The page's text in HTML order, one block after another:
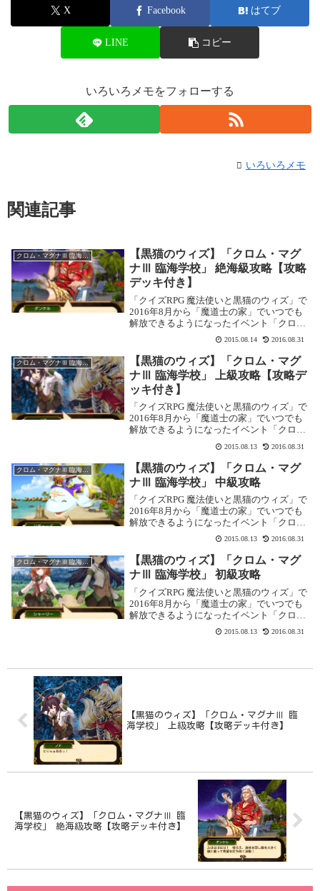
X Facebook はてブ
LINE コピー
いろいろメモをフォローする
いろいろメモ
関連記事
クロム・マグナⅢ 臨海学校
【黒猫のウィズ】「クロム・マグ
ナⅢ 臨海学校」 絶海級攻略【攻略
デッキ付き】
「クイズRPG 魔法使いと黒猫のウィズ」で
2016年8月から「魔道士の家」でいつでも
解放できるようになったイベント「クロ
ム・マグナⅢ 臨海学校」の攻略記事です。
ここでは絶海級「これが最後の試練だ！」
を攻略します。絶海級の攻略サブクエスト
＆...
2015.08.14 2016.08.31
クロム・マグナⅢ 臨海学校
【黒猫のウィズ】「クロム・マグ
ナⅢ 臨海学校」 上級攻略【攻略デ
ッキ付き】
「クイズRPG 魔法使いと黒猫のウィズ」で
2016年8月から「魔道士の家」でいつでも
解放できるようになったイベント「クロ
ム・マグナⅢ 臨海学校」の攻略記事です。
ここでは上級「熱き刃の肝試し」を攻略し
ます。上級の攻略基本情報 消費魔力：初
回...
2015.08.13 2016.08.31
クロム・マグナⅢ 臨海学校
【黒猫のウィズ】「クロム・マグ
ナⅢ 臨海学校」 中級攻略
「クイズRPG 魔法使いと黒猫のウィズ」で
2016年8月から「魔道士の家」でいつでも
解放できるようになったイベント「クロ
ム・マグナⅢ 臨海学校」の攻略記事です。
ここでは中級「白波の打ち寄せるビーチ」
を攻略します。中級の攻略基本情報 消費
魔...
2015.08.13 2016.08.31
クロム・マグナⅢ 臨海学校
【黒猫のウィズ】「クロム・マグ
ナⅢ 臨海学校」 初級攻略
「クイズRPG 魔法使いと黒猫のウィズ」で
2016年8月から「魔道士の家」でいつでも
解放できるようになったイベント「クロ
ム・マグナⅢ 臨海学校」の攻略記事です。
ここでは初級「みんなで海に行こう！」を
2015.08.13 2016.08.31
【黒猫のウィズ】「クロム・マグナⅢ 臨
海学校」 上級攻略【攻略デッキ付き】
【黒猫のウィズ】「クロム・マグナⅢ 臨
海学校」 絶海級攻略【攻略デッキ付き】